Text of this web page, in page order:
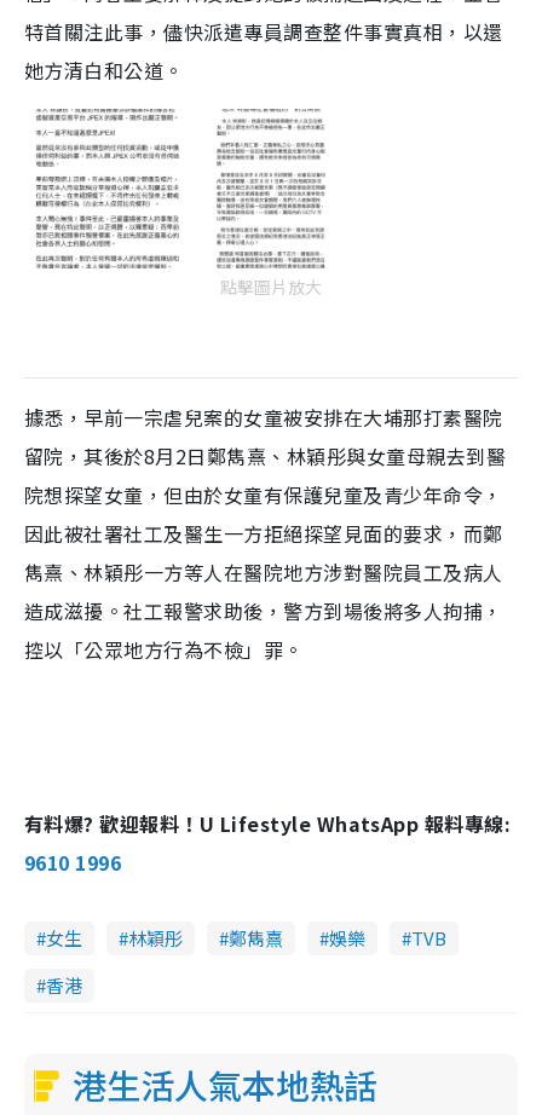
特首關注此事，儘快派遣專員調查整件事實真相，以還
她方清白和公道。
點擊圖片放大
據悉，早前一宗虐兒案的女童被安排在大埔那打素醫院
留院，其後於8月2日鄭雋熹、林穎彤與女童母親去到醫
院想探望女童，但由於女童有保護兒童及青少年命令，
因此被社署社工及醫生一方拒絕探望見面的要求，而鄭
雋熹、林穎彤一方等人在醫院地方涉對醫院員工及病人
造成滋擾。社工報警求助後，警方到場後將多人拘捕，
控以「公眾地方行為不檢」罪。
有料爆? 歡迎報料！U Lifestyle WhatsApp 報料專線:
9610 1996
女生 林穎彤 鄭雋熹 娛樂
TVB
香港
港生活人氣本地熱話